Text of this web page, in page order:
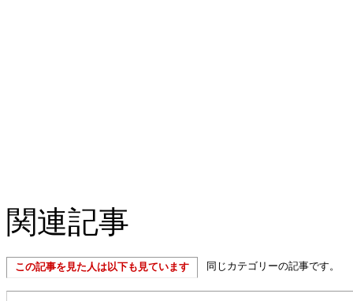
関連記事
この記事を見た人は以下も見ています 同じカテゴリーの記事です。